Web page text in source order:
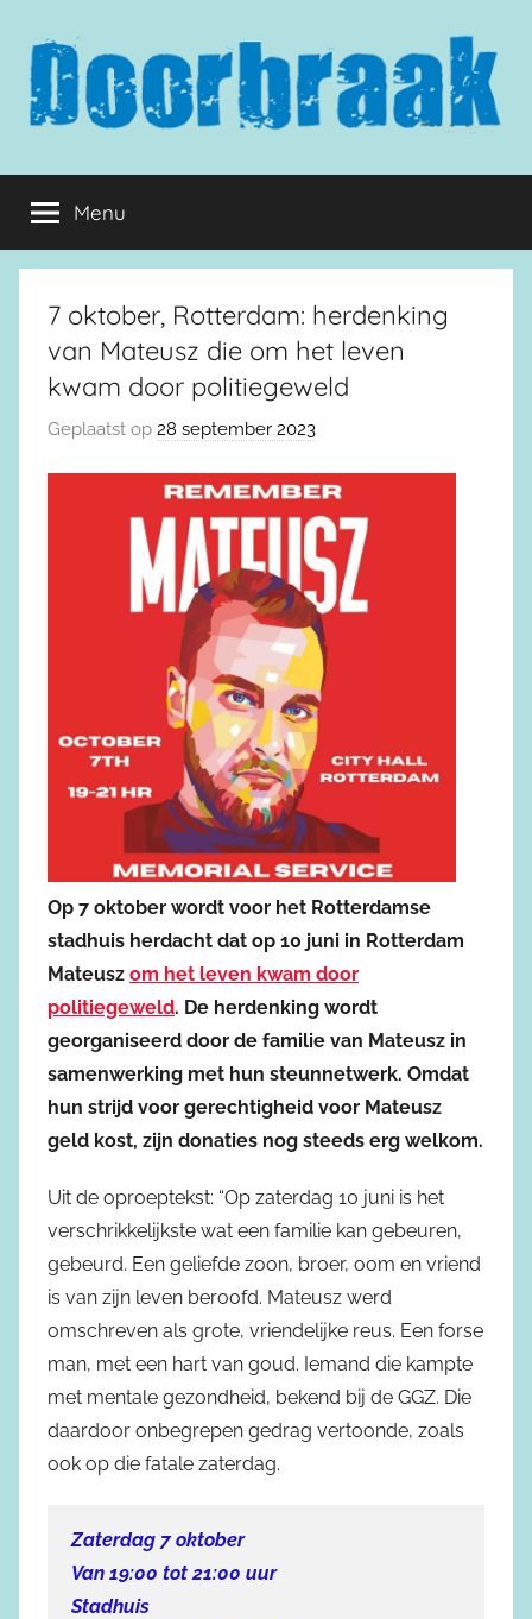
inhoud
springen
Doorbraak.eu
Menu
7 oktober, Rotterdam: herdenking
van Mateusz die om het leven
kwam door politiegeweld
Geplaatst op 28 september 2023
Op 7 oktober wordt voor het Rotterdamse
stadhuis herdacht dat op 10 juni in Rotterdam
Mateusz om het leven kwam door
politiegeweld. De herdenking wordt
georganiseerd door de familie van Mateusz in
samenwerking met hun steunnetwerk. Omdat
hun strijd voor gerechtigheid voor Mateusz
geld kost, zijn donaties nog steeds erg welkom.
Uit de oproeptekst: “Op zaterdag 10 juni is het
verschrikkelijkste wat een familie kan gebeuren,
gebeurd. Een geliefde zoon, broer, oom en vriend
is van zijn leven beroofd. Mateusz werd
omschreven als grote, vriendelijke reus. Een forse
man, met een hart van goud. Iemand die kampte
met mentale gezondheid, bekend bij de GGZ. Die
daardoor onbegrepen gedrag vertoonde, zoals
ook op die fatale zaterdag.
Zaterdag 7 oktober
Van 19:00 tot 21:00 uur
Stadhuis